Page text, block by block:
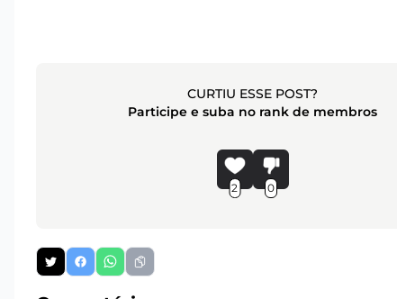
CURTIU ESSE POST?
Participe e suba no rank de membros
2 0